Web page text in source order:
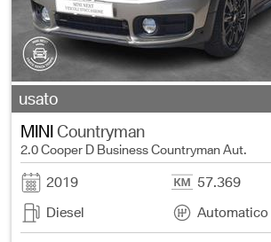
usato
MINI Countryman
2.0 Cooper D Business Countryman Aut.
2019
57.369
Diesel
Automatico